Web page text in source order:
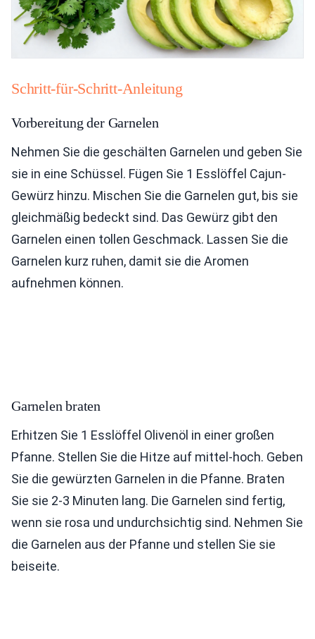
Schritt-für-Schritt-Anleitung
Vorbereitung der Garnelen
Nehmen Sie die geschälten Garnelen und geben Sie
sie in eine Schüssel. Fügen Sie 1 Esslöffel Cajun-
Gewürz hinzu. Mischen Sie die Garnelen gut, bis sie
gleichmäßig bedeckt sind. Das Gewürz gibt den
Garnelen einen tollen Geschmack. Lassen Sie die
Garnelen kurz ruhen, damit sie die Aromen
aufnehmen können.
Garnelen braten
Erhitzen Sie 1 Esslöffel Olivenöl in einer großen
Pfanne. Stellen Sie die Hitze auf mittel-hoch. Geben
Sie die gewürzten Garnelen in die Pfanne. Braten
Sie sie 2-3 Minuten lang. Die Garnelen sind fertig,
wenn sie rosa und undurchsichtig sind. Nehmen Sie
die Garnelen aus der Pfanne und stellen Sie sie
beiseite.